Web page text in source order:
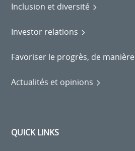
Inclusion et diversité
Investor relations
Favoriser le progrès, de
Actualités et opinions
QUICK LINKS